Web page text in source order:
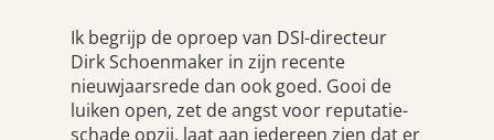
Ik begrijp de oproep van DSI-directeur
Dirk Schoenmaker in zijn recente
nieuwjaarsrede dan ook goed. Gooi de
luiken open, zet de angst voor reputatie-
schade opzij, laat aan iedereen zien dat er